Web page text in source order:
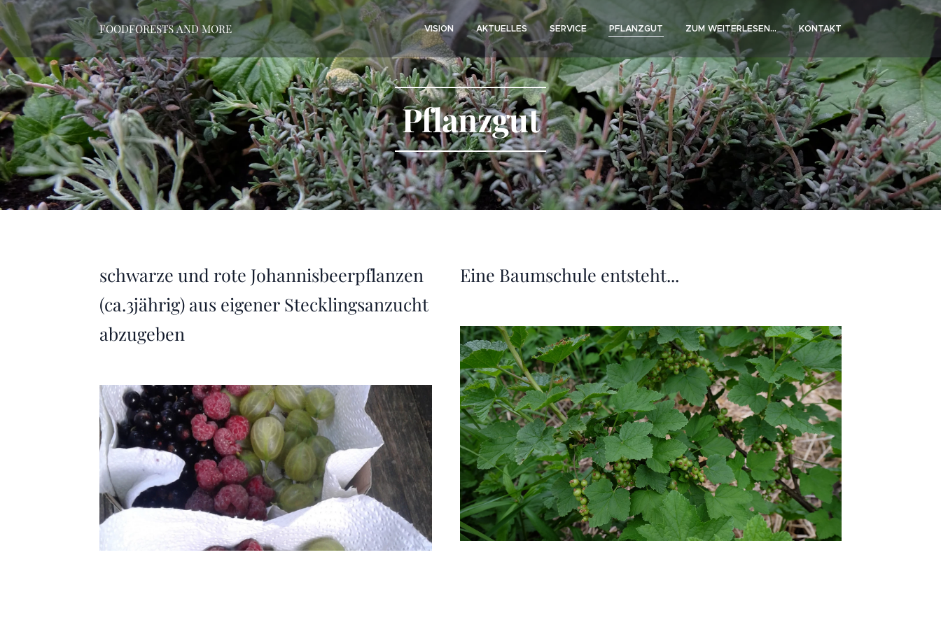
FOODFORESTS AND MORE VISION AKTUELLES SERVICE PFLANZGUT ZUM WEITERLESEN... KONTAKT
Pflanzgut
schwarze und rote Johannisbeerpflanzen
(ca.3jährig) aus eigener Stecklingsanzucht
abzugeben
Eine Baumschule entsteht...